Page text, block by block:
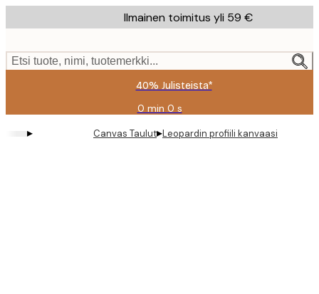
to
content.
Ilmainen toimitus yli 59 €
Etsi tuote, nimi, tuotemerkki...
40% Julisteista*
0 min 0 s
Voimassa
asti:
2026-
▸ Canvas Taulut▸Leopardin profiili kanvaasi